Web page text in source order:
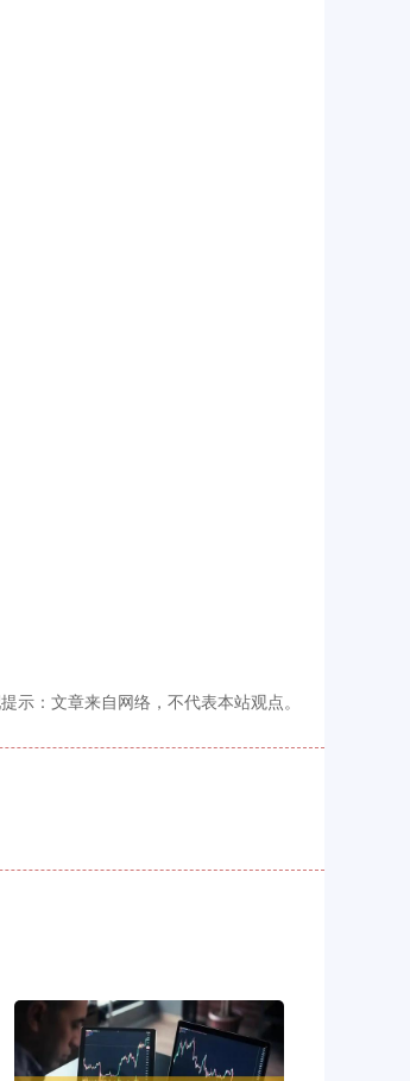
示：文章来自网络，不代表本站观点。